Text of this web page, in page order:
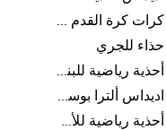
كرات كرة القدم للرجال
حذاء للجري
أحذية رياضية للبنات
اديداس ألترا بوست
أحذية رياضية للأطفال